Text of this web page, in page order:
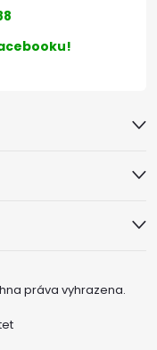
práva vyhrazena.